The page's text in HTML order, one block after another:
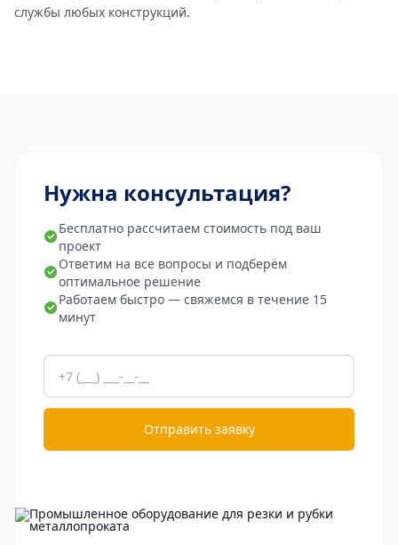
службы любых конструкций.
Нужна консультация?
Бесплатно рассчитаем стоимость под ваш
проект
Ответим на все вопросы и подберём
оптимальное решение
Работаем быстро — свяжемся в течение 15
минут
Отправить заявку